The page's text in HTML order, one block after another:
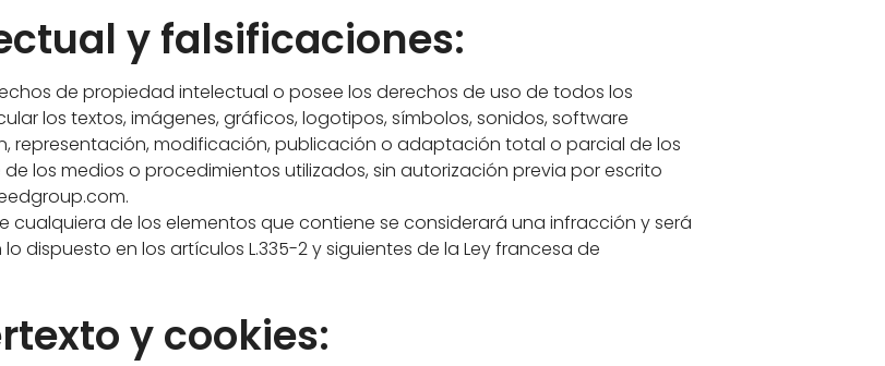
y falsificaciones:
de propiedad intelectual o posee los derechos de uso de todos los
los textos, imágenes, gráficos, logotipos, símbolos, sonidos, software
representación, modificación, publicación o adaptación total o parcial de los
los medios o procedimientos utilizados, sin autorización previa por escrito
cualquiera de los elementos que contiene se considerará una infracción y será
dispuesto en los artículos L.335-2 y siguientes de la Ley francesa de
y cookies: